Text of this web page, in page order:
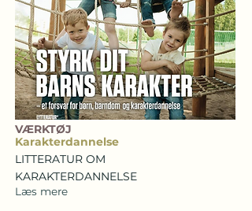
VÆRKTØJ
Karakterdannelse
LITTERATUR OM
KARAKTERDANNELSE
Læs mere